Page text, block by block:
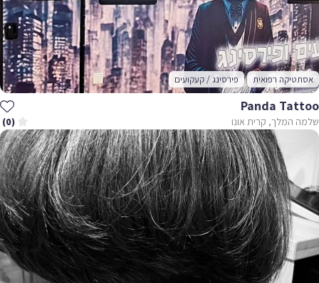
אסתטיקה רפואית פירסינג / קעקועים
Panda Tattoo
שלמה המלך, קרית אונו (0)